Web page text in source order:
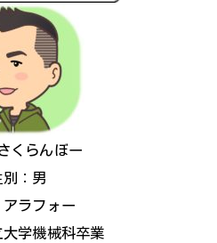
くらんぼー
別：男
アラフォー
学機械科卒業